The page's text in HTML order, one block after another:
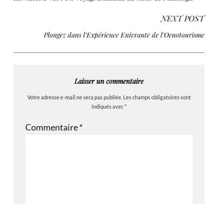
NEXT POST
Plongez dans l’Expérience Enivrante de l’Oenotourisme
Laisser un commentaire
Votre adresse e-mail ne sera pas publiée. Les champs obligatoires sont
indiqués avec*
Commentaire*